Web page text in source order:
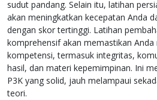
sudut pandang. Selain itu, latihan
akan meningkatkan kecepatan Anda
dengan skor tertinggi. Latihan
komprehensif akan memastikan
kompetensi, termasuk integritas,
hasil, dan materi kepemimpinan. Ini
P3K yang solid, jauh melampaui
teori.